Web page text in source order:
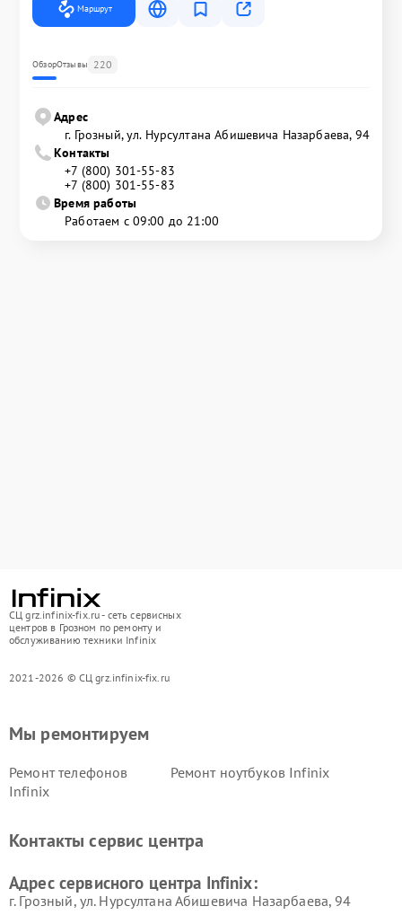
Маршрут
ОбзорОтзывы 220
Адрес
г. Грозный, ул. Нурсултана Абишевича Назарбаева, 94
Контакты
+7 (800) 301-55-83
+7 (800) 301-55-83
Время работы
Работаем с 09:00 до 21:00
СЦ grz.infinix-fix.ru - сеть сервисных
центров в Грозном по ремонту и
обслуживанию техники Infinix
2021-2026 © СЦ grz.infinix-fix.ru
Мы ремонтируем
Ремонт телефонов
Infinix
Ремонт ноутбуков Infinix
Контакты сервис центра
Адрес сервисного центра Infinix:
г. Грозный, ул. Нурсултана Абишевича Назарбаева, 94